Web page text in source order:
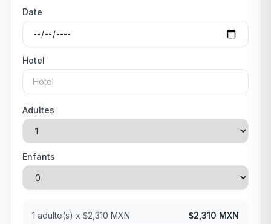
Date
Hotel
Adultes
Enfants
1 adulte(s) x $2,310 MXN $2,310 MXN